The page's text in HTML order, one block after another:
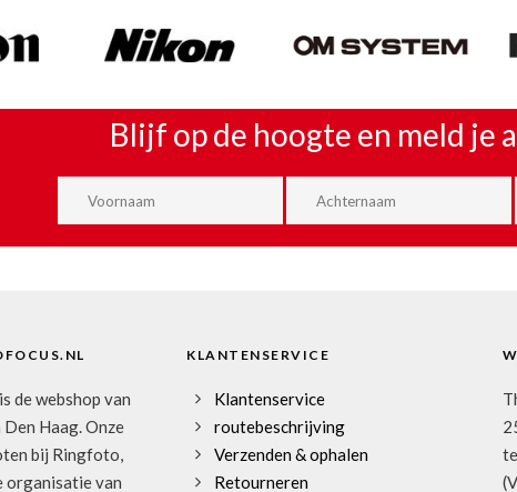
Blijf op de hoogte en meld je
de webshop van
Haag. Onze
bij Ringfoto,
organisatie van
KLANTENSERVICE
Klantenservice
routebeschrijving
Verzenden & ophalen
Retourneren